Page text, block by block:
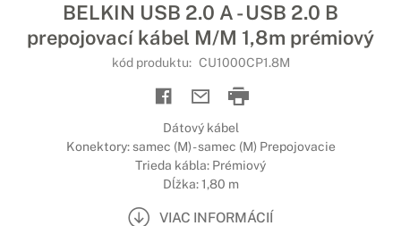
BELKIN USB 2.0 A - USB 2.0 B
prepojovací kábel M/M 1,8m prémiový
kód produktu: CU1000CP1.8M
Dátový kábel
Konektory: samec (M) - samec (M) Prepojovacie
Trieda kábla: Prémiový
Dĺžka: 1,80 m
VIAC INFORMÁCIÍ